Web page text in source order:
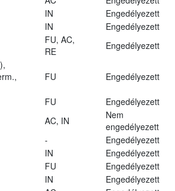
IN
Engedélyezett
IN
Engedélyezett
FU, AC,
RE
Engedélyezett
FU Engedélyezett
FU
Engedélyezett
AC, IN
Nem
engedélyezett
-
Engedélyezett
IN
Engedélyezett
FU
Engedélyezett
IN
Engedélyezett